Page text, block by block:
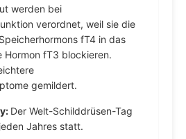
werden bei
verordnet, weil sie die
fT4 in das
Hormon fT3 blockieren.
gemildert.
Der Welt-Schilddrüsen-Tag
Jahres statt.